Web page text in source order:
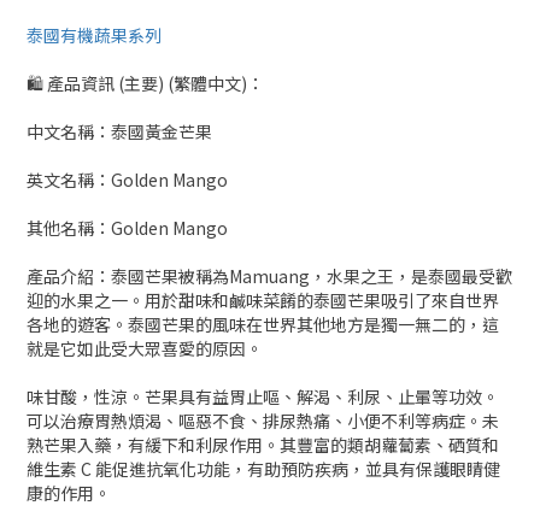
泰國有機蔬果系列
🛍 產品資訊 (主要) (繁體中文)：
中文名稱：泰國黃金芒果
英文名稱：Golden Mango
其他名稱：Golden Mango
產品介紹：泰國芒果被稱為Mamuang，水果之王，是泰國最受歡
迎的水果之一。用於甜味和鹹味菜餚的泰國芒果吸引了來自世界
各地的遊客。泰國芒果的風味在世界其他地方是獨一無二的，這
就是它如此受大眾喜愛的原因。
味甘酸，性涼。芒果具有益胃止嘔、解渴、利尿、止暈等功效。
可以治療胃熱煩渴、嘔惡不食、排尿熱痛、小便不利等病症。未
熟芒果入藥，有緩下和利尿作用。其豐富的類胡蘿蔔素、硒質和
維生素 C 能促進抗氧化功能，有助預防疾病，並具有保護眼睛健
康的作用。